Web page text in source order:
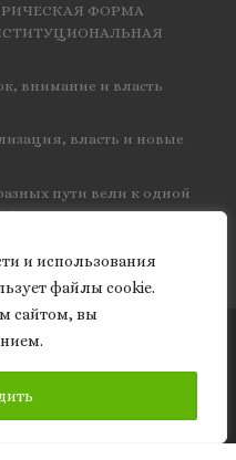
и использования
файлы cookie.
сайтом, вы
ФОРМА
внимание и власть
власть и новые
пути вели к одной
КЭД
Все права защищены